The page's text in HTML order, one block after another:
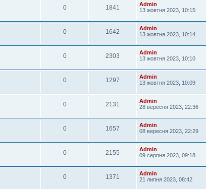
0 1841
Admin
13 жовтня 2023, 10:15
0 1642
Admin
13 жовтня 2023, 10:14
0 2303
Admin
13 жовтня 2023, 10:10
0 1297
Admin
13 жовтня 2023, 10:09
0 2131
Admin
28 вересня 2023, 22:36
0 1657
Admin
08 вересня 2023, 22:29
0 2155
Admin
09 серпня 2023, 09:18
0 1371
Admin
21 липня 2023, 08:42